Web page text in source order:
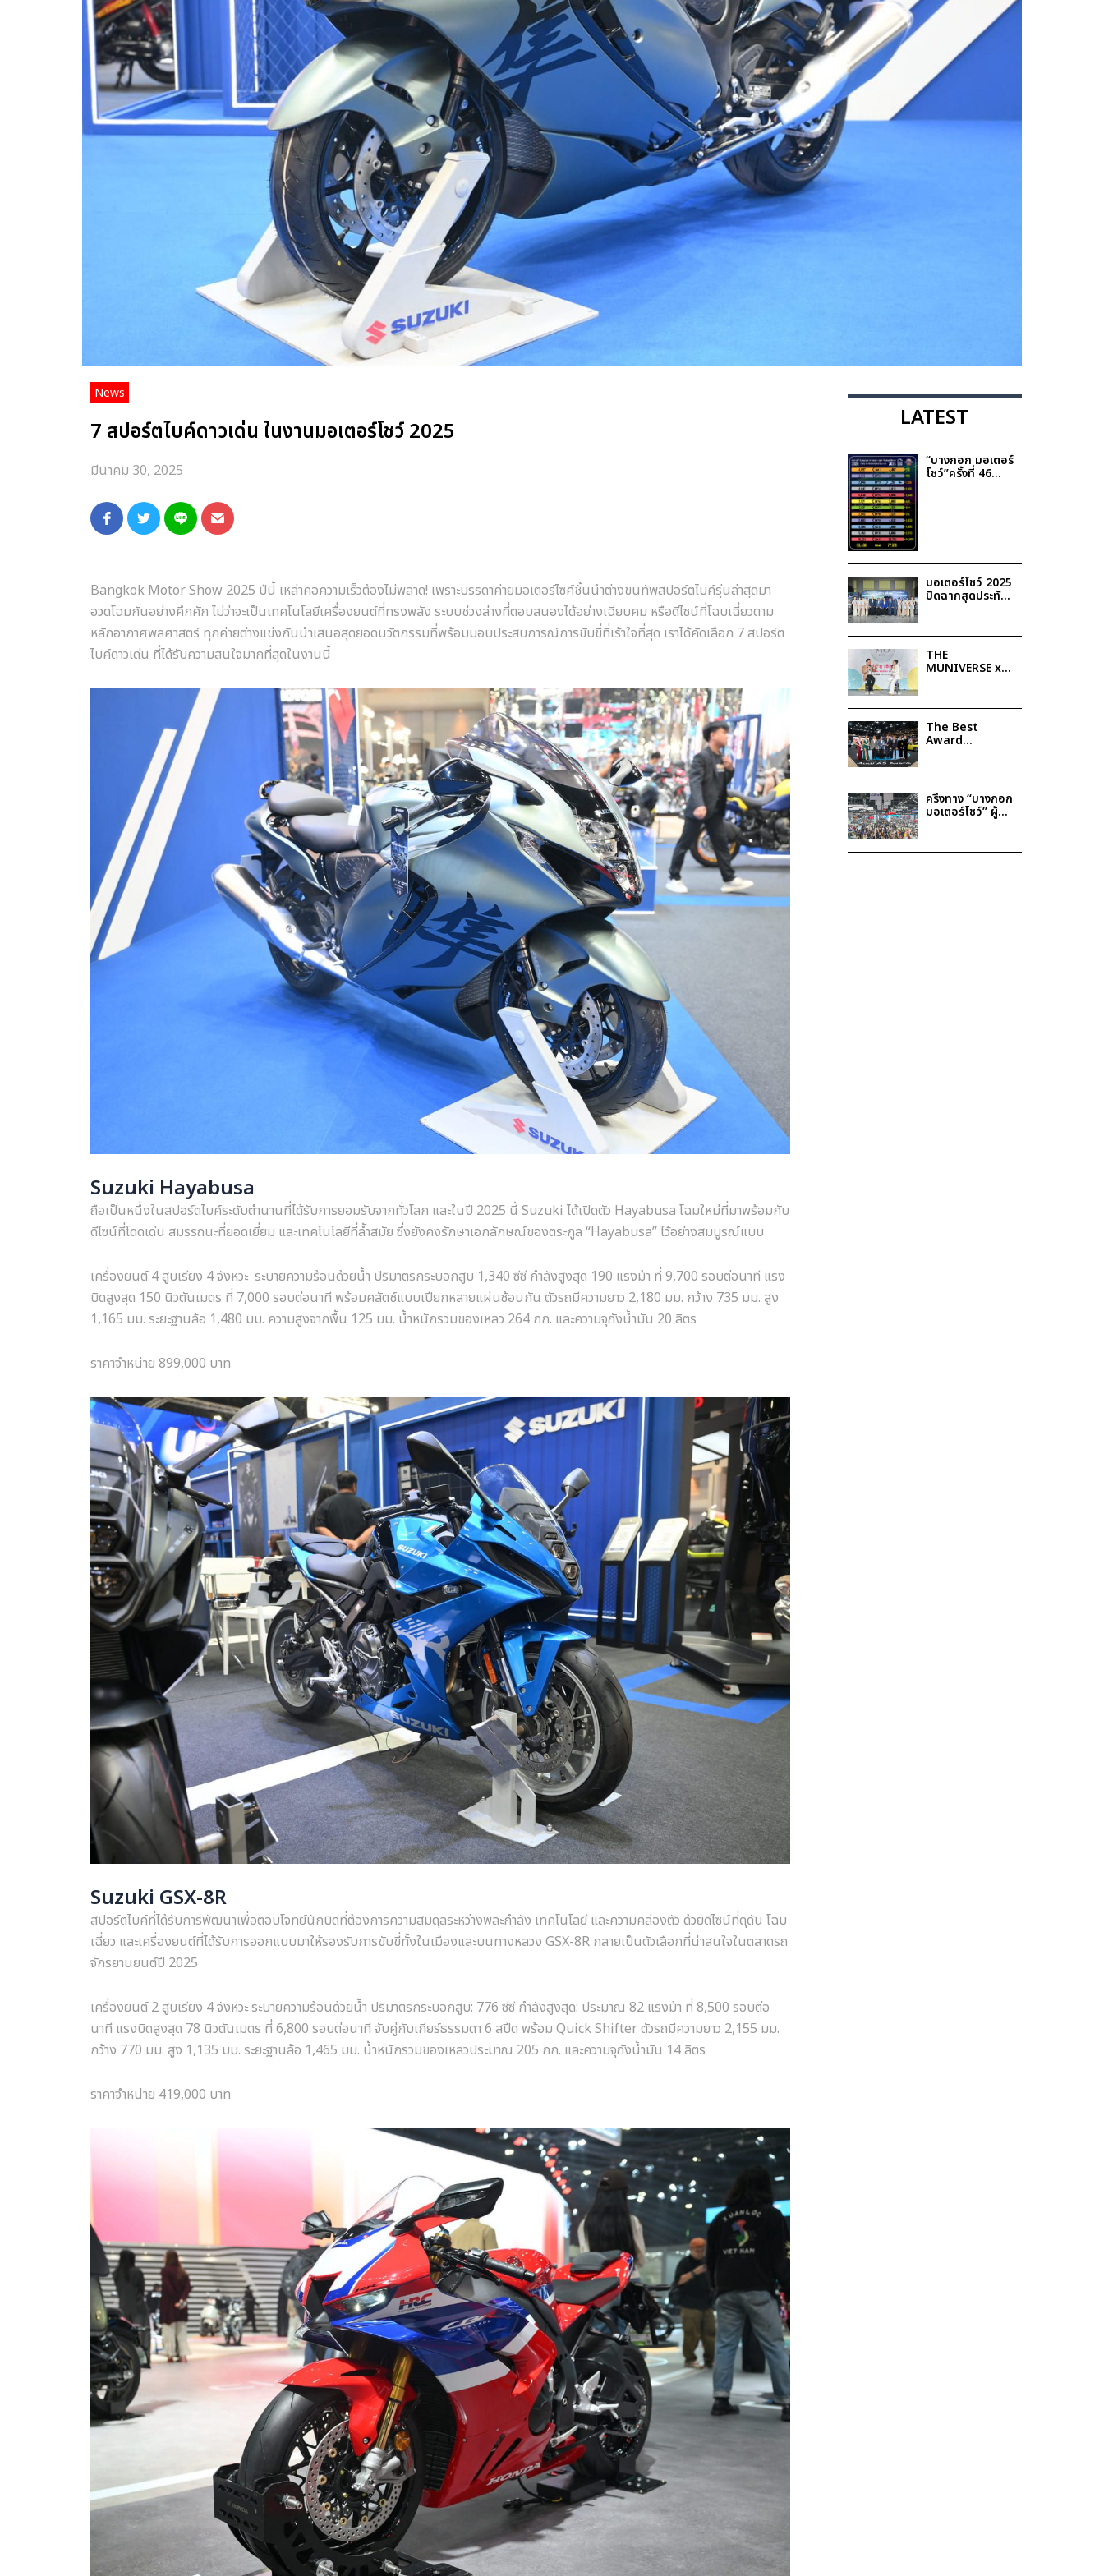
News
7 สปอร์ตไบค์ดาวเด่น ในงานมอเตอร์โชว์ 2025
มีนาคม 30, 2025
Bangkok Motor Show 2025 ปีนี้ เหล่าคอความเร็วต้องไม่พลาด! เพราะบรรดาค่ายมอเตอร์ไซค์ชั้นนำต่างขนทัพสปอร์ตไบค์รุ่นล่าสุดมา
อวดโฉมกันอย่างคึกคัก ไม่ว่าจะเป็นเทคโนโลยีเครื่องยนต์ที่ทรงพลัง ระบบช่วงล่างที่ตอบสนองได้อย่างเฉียบคม หรือดีไซน์ที่โฉบเฉี่ยวตาม
หลักอากาศพลศาสตร์ ทุกค่ายต่างแข่งกันนำเสนอสุดยอดนวัตกรรมที่พร้อมมอบประสบการณ์การขับขี่ที่เร้าใจที่สุด เราได้คัดเลือก 7 สปอร์ต
ไบค์ดาวเด่น ที่ได้รับความสนใจมากที่สุดในงานนี้
Suzuki Hayabusa
ถือเป็นหนึ่งในสปอร์ตไบค์ระดับตำนานที่ได้รับการยอมรับจากทั่วโลก และในปี 2025 นี้ Suzuki ได้เปิดตัว Hayabusa โฉมใหม่ที่มาพร้อมกับ
ดีไซน์ที่โดดเด่น สมรรถนะที่ยอดเยี่ยม และเทคโนโลยีที่ล้ำสมัย ซึ่งยังคงรักษาเอกลักษณ์ของตระกูล “Hayabusa” ไว้อย่างสมบูรณ์แบบ
เครื่องยนต์ 4 สูบเรียง 4 จังหวะ ระบายความร้อนด้วยน้ำ ปริมาตรกระบอกสูบ 1,340 ซีซี กำลังสูงสุด 190 แรงม้า ที่ 9,700 รอบต่อนาที แรง
บิดสูงสุด 150 นิวตันเมตร ที่ 7,000 รอบต่อนาที พร้อมคลัตช์แบบเปียกหลายแผ่นซ้อนกัน ตัวรถมีความยาว 2,180 มม. กว้าง 735 มม. สูง
1,165 มม. ระยะฐานล้อ 1,480 มม. ความสูงจากพื้น 125 มม. น้ำหนักรวมของเหลว 264 กก. และความจุถังน้ำมัน 20 ลิตร
ราคาจำหน่าย 899,000 บาท
Suzuki GSX-8R
สปอร์ตไบค์ที่ได้รับการพัฒนาเพื่อตอบโจทย์นักบิดที่ต้องการความสมดุลระหว่างพละกำลัง เทคโนโลยี และความคล่องตัว ด้วยดีไซน์ที่ดุดัน โฉบ
เฉี่ยว และเครื่องยนต์ที่ได้รับการออกแบบมาให้รองรับการขับขี่ทั้งในเมืองและบนทางหลวง GSX-8R กลายเป็นตัวเลือกที่น่าสนใจในตลาดรถ
จักรยานยนต์ปี 2025
เครื่องยนต์ 2 สูบเรียง 4 จังหวะ ระบายความร้อนด้วยน้ำ ปริมาตรกระบอกสูบ: 776 ซีซี กำลังสูงสุด: ประมาณ 82 แรงม้า ที่ 8,500 รอบต่อ
นาที แรงบิดสูงสุด 78 นิวตันเมตร ที่ 6,800 รอบต่อนาที จับคู่กับเกียร์ธรรมดา 6 สปีด พร้อม Quick Shifter ตัวรถมีความยาว 2,155 มม.
กว้าง 770 มม. สูง 1,135 มม. ระยะฐานล้อ 1,465 มม. น้ำหนักรวมของเหลวประมาณ 205 กก. และความจุถังน้ำมัน 14 ลิตร
ราคาจำหน่าย 419,000 บาท
LATEST
“บางกอก มอเตอร์
โชว์”ครั้งที่ 46
มอเตอร์โชว์ 2025
ปิดฉากสุดประทับ
รางวัล Lucky
Draw รวมมูลค่า
กว่า 1.9 ล้านบาท
THE
MUNIVERSE x
The Best
Award
Motor Show
2025
ครึ่งทาง “บางกอก
มอเตอร์โชว์” ผู้
จองโต 29%